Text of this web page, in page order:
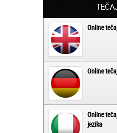
Online
Online
Online
jezika